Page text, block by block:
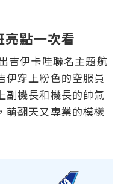
點一次看
吉伊卡哇聯名主題航
伊穿上粉色的空服員
副機長和機長的帥氣
萌翻天又專業的模樣